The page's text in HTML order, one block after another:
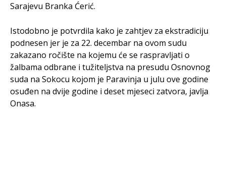
Sarajevu Branka Ćerić.
Istodobno je potvrdila kako je zahtjev za ekstradiciju
podnesen jer je za 22. decembar na ovom sudu
zakazano ročište na kojemu će se raspravljati o
žalbama odbrane i tužiteljstva na presudu Osnovnog
suda na Sokocu kojom je Paravinja u julu ove godine
osuđen na dvije godine i deset mjeseci zatvora, javlja
Onasa.